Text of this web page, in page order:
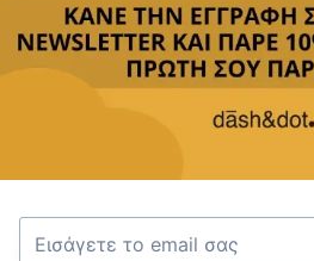
Αποστολή &
αξεσουάρ για τις καλοκαιρινές
Φτιαγμένο από ψάθα, είναι
ιδανικό για όλη τη μέρα, είτε